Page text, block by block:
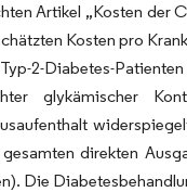
Artikel „Kosten
Kosten pro
2-Diabetes-
glykämischer
direkten
Die